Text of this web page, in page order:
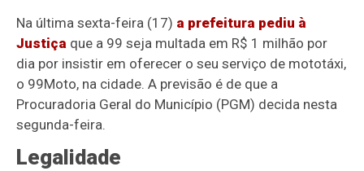
Na última sexta-feira (17) a prefeitura pediu à
Justiça que a 99 seja multada em R$ 1 milhão por
dia por insistir em oferecer o seu serviço de mototáxi,
o 99Moto, na cidade. A previsão é de que a
Procuradoria Geral do Município (PGM) decida nesta
segunda-feira.
Legalidade